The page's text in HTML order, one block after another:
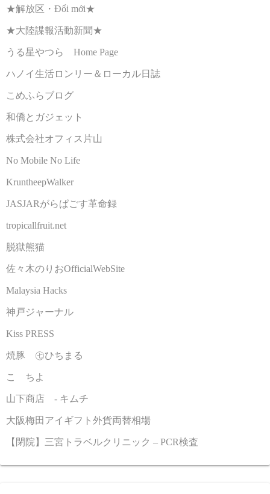
★解放区・Đổi mới★
★大陸諜報活動新聞★
うる星やつら Home Page
ハノイ生活ロンリー＆ローカル日誌
こめふらブログ
和僑とガジェット
株式会社オフィス片山
No Mobile No Life
KruntheepWalker
JASJARがらぱごす革命録
tropicallfruit.net
脱獄熊猫
佐々木のりおOfficialWebSite
Malaysia Hacks
神戸ジャーナル
Kiss PRESS
焼豚 ㊆ひちまる
こゝちよ
山下商店 - キムチ
大阪梅田アイギフト外貨両替相場
【閉院】三宮トラベルクリニック – PCR検査